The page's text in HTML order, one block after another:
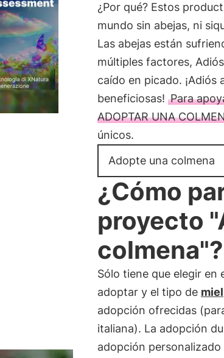
¿Por qué? Estos
mundo sin abejas, ni
Las abejas están
múltiples factores,
caído en picado. ¡Adiós
beneficiosas! Para
ADOPTAR UNA
únicos.
Adopte una colmena
¿Cómo
proyecto
colmena"?
Sólo tiene que elegir en
adoptar y el tipo de miel
adopción ofrecidas
italiana). La adopción
adopción